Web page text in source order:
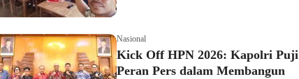
Nasional
Kick Off HPN 2026: Kapolri Puji
Peran Pers dalam Membangun